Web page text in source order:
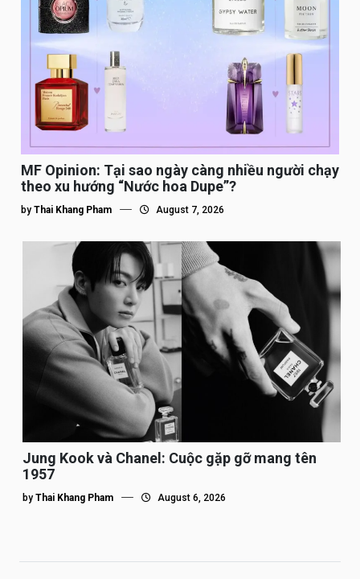
MF Opinion: Tại sao ngày càng nhiều người chạy
theo xu hướng “Nước hoa Dupe”?
by Thai Khang Pham August 7, 2026
Jung Kook và Chanel: Cuộc gặp gỡ mang tên
1957
by Thai Khang Pham August 6, 2026